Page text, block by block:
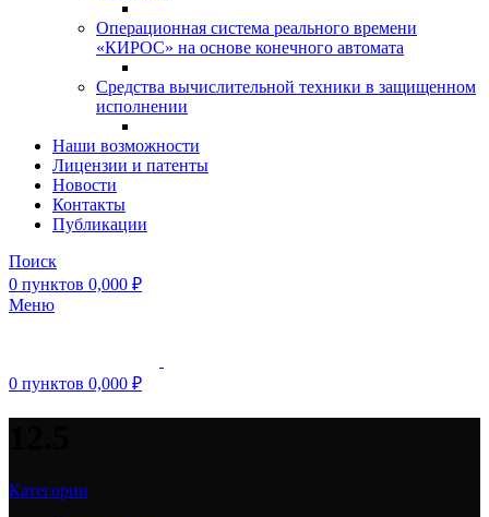
Операционная система реального времени
«КИРОС» на основе конечного автомата
Средства вычислительной техники в защищенном
исполнении
Наши возможности
Лицензии и патенты
Новости
Контакты
Публикации
Поиск
0 пунктов 0,000 ₽
Меню
0 пунктов 0,000 ₽
Категории